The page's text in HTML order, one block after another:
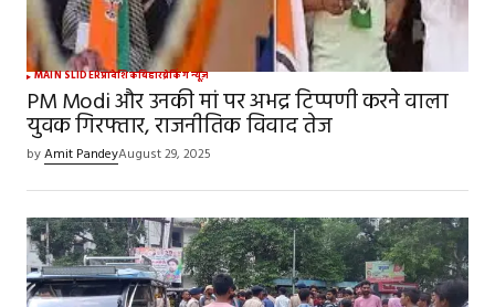
MAIN SLIDERप्रादेशिकबिहारब्रेकिंग न्यूज़
PM Modi और उनकी मां पर अभद्र टिप्पणी करने वाला
युवक गिरफ्तार, राजनीतिक विवाद तेज
byAmit PandeyAugust 29, 2025